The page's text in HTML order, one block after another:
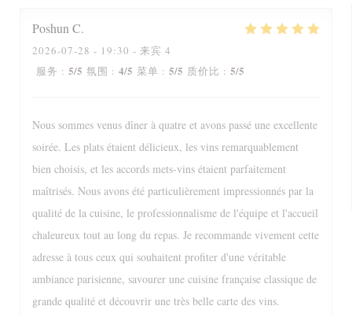
Poshun C
2026-07-28 - 19:30 - 来宾 4
服务 : 5/5 氛围 : 4/5 菜单 : 5/5 质价比 : 5/5
Nous sommes venus dîner à quatre et avons passé une excellente
soirée. Les plats étaient délicieux, les vins remarquablement
bien choisis, et les accords mets-vins étaient parfaitement
maîtrisés. Nous avons été particulièrement impressionnés par la
qualité de la cuisine, le professionnalisme de l'équipe et l'accueil
chaleureux tout au long du repas. Je recommande vivement cette
adresse à tous ceux qui souhaitent profiter d'une véritable
ambiance parisienne, savourer une cuisine française classique de
grande qualité et découvrir une très belle carte des vins.